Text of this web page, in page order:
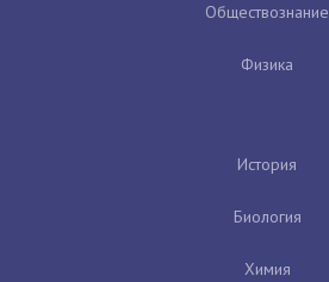
Обществознание
Физика
История
Биология
Химия